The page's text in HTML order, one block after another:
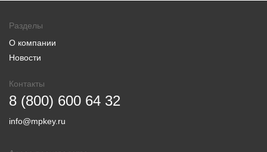
Разделы
О компании
Новости
Контакты
8 (800) 600 64 32
info@mpkey.ru